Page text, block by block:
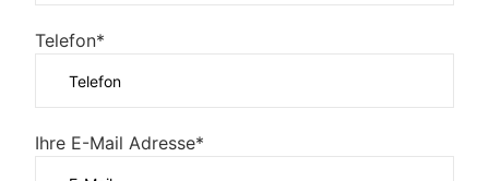
Telefon*
Ihre E-Mail Adresse*